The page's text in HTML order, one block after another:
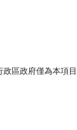
政區政府僅為本項